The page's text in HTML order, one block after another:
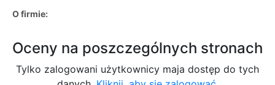
O firmie:
Oceny na poszczególnych stronach
Tylko zalogowani użytkownicy maja dostęp do tych